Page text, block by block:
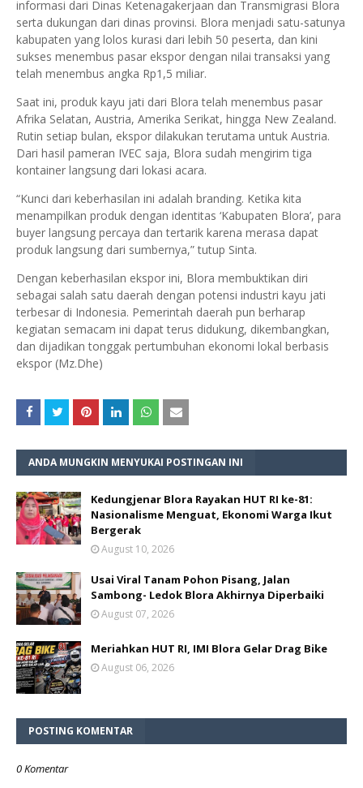
informasi dari Dinas Ketenagakerjaan dan Transmigrasi Blora
serta dukungan dari dinas provinsi. Blora menjadi satu-satunya
kabupaten yang lolos kurasi dari lebih 50 peserta, dan kini
sukses menembus pasar ekspor dengan nilai transaksi yang
telah menembus angka Rp1,5 miliar.
Saat ini, produk kayu jati dari Blora telah menembus pasar
Afrika Selatan, Austria, Amerika Serikat, hingga New Zealand.
Rutin setiap bulan, ekspor dilakukan terutama untuk Austria.
Dari hasil pameran IVEC saja, Blora sudah mengirim tiga
kontainer langsung dari lokasi acara.
“Kunci dari keberhasilan ini adalah branding. Ketika kita
menampilkan produk dengan identitas ‘Kabupaten Blora’, para
buyer langsung percaya dan tertarik karena merasa dapat
produk langsung dari sumbernya,” tutup Sinta.
Dengan keberhasilan ekspor ini, Blora membuktikan diri
sebagai salah satu daerah dengan potensi industri kayu jati
terbesar di Indonesia. Pemerintah daerah pun berharap
kegiatan semacam ini dapat terus didukung, dikembangkan,
dan dijadikan tonggak pertumbuhan ekonomi lokal berbasis
ekspor (Mz.Dhe)
ANDA MUNGKIN MENYUKAI POSTINGAN INI
Kedungjenar Blora Rayakan HUT RI ke-81:
Nasionalisme Menguat, Ekonomi Warga Ikut
Bergerak
August 10, 2026
Usai Viral Tanam Pohon Pisang, Jalan
Sambong- Ledok Blora Akhirnya Diperbaiki
August 07, 2026
Meriahkan HUT RI, IMI Blora Gelar Drag Bike
August 06, 2026
POSTING KOMENTAR
0 Komentar